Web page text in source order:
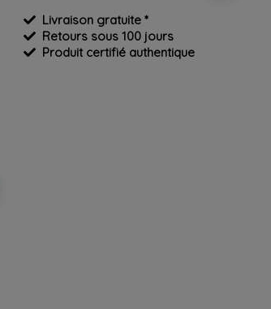
Livraison gratuite *
Retours sous 100 jours
Produit certifié authentique